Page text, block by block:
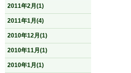
2011年2月(1)
2011年1月(4)
2010年12月(1)
2010年11月(1)
2010年1月(1)